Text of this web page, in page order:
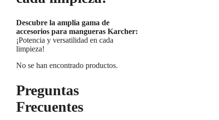
Descubre la amplia gama de
accesorios para mangueras Karcher:
¡Potencia y versatilidad en cada
limpieza!
No se han encontrado productos.
Preguntas
Frecuentes